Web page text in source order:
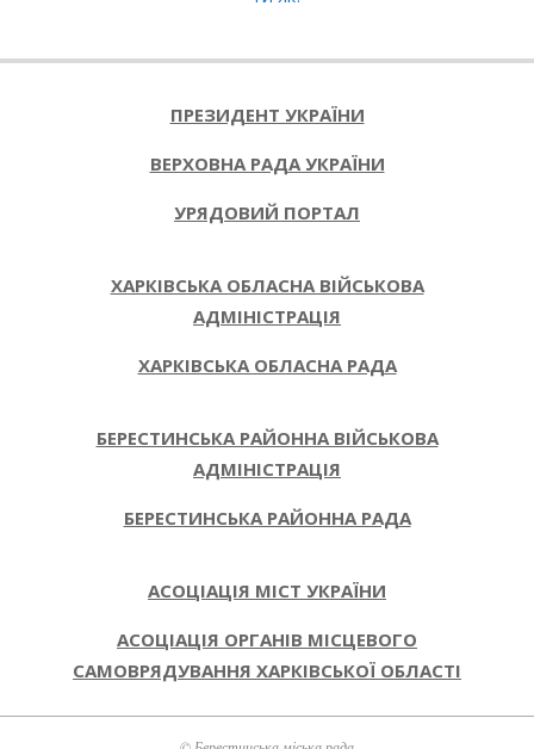
ПРЕЗИДЕНТ УКРАЇНИ
ВЕРХОВНА РАДА УКРАЇНИ
УРЯДОВИЙ ПОРТАЛ
ХАРКІВСЬКА ОБЛАСНА ВІЙСЬКОВА
АДМІНІСТРАЦІЯ
ХАРКІВСЬКА ОБЛАСНА РАДА
БЕРЕСТИНСЬКА РАЙОННА ВІЙСЬКОВА
АДМІНІСТРАЦІЯ
БЕРЕСТИНСЬКА РАЙОННА РАДА
АСОЦІАЦІЯ МІСТ УКРАЇНИ
АСОЦІАЦІЯ ОРГАНІВ МІСЦЕВОГО
САМОВРЯДУВАННЯ ХАРКІВСЬКОЇ ОБЛАСТІ